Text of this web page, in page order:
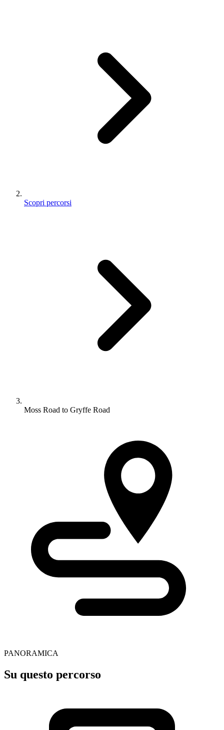
Scopri percorsi
Moss Road to Gryffe Road
PANORAMICA
Su questo percorso